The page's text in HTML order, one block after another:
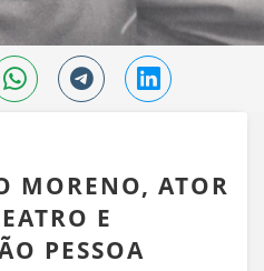
MORENO, ATOR
E
PESSOA